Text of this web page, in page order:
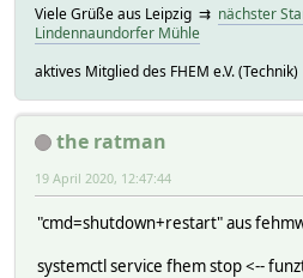
Viele Grüße aus Leipzig ⇉ nächster
Lindennaundorfer Mühle
aktives Mitglied des FHEM e.V. (Technik)
the ratman
19 April 2020, 12:47:44
"cmd=shutdown+restart" aus
systemctl service fhem stop <--